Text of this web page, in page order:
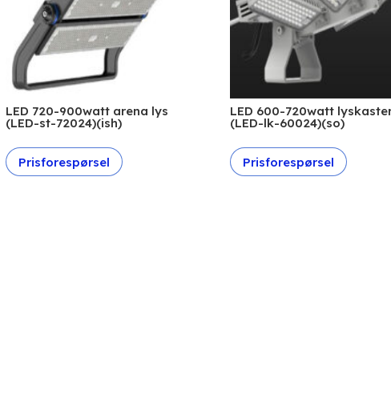
LED 720-900watt arena lys
(LED-st-72024)(ish)
Prisforespørsel
LED 600-720watt
(LED-lk-60024)(so)
Prisforespørsel